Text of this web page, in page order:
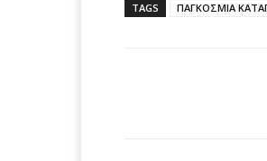
TAGS ΠΑΓΚΟΣΜΙΑ